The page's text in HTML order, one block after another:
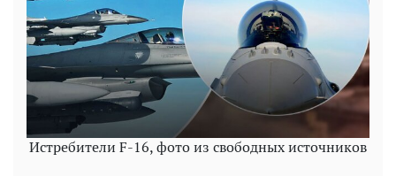
Истребители F-16, фото из свободных источников